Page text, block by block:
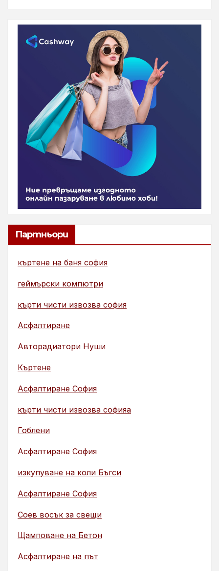
Партньори
къртене на баня софия
геймърски компютри
кърти чисти извозва софия
Асфалтиране
Авторадиатори Нуши
Къртене
Асфалтиране София
кърти чисти извозва софияа
Гоблени
Асфалтиране София
изкупуване на коли Бъгси
Асфалтиране София
Соев восък за свещи
Щамповане на Бетон
Асфалтиране на път